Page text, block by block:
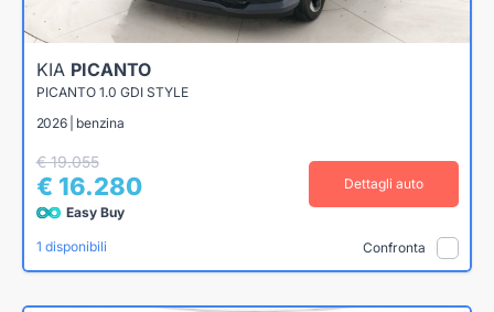
KIA PICANTO
PICANTO 1.0 GDI STYLE
2026 | benzina
€ 19.055
€ 16.280
Easy Buy
Dettagli auto
1 disponibili Confronta